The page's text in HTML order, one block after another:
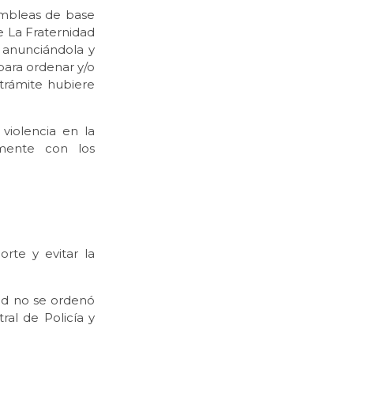
de base
La Fraternidad
y
ordenar y/o
hubiere
en la
con los
y evitar la
no se ordenó
de Policía y